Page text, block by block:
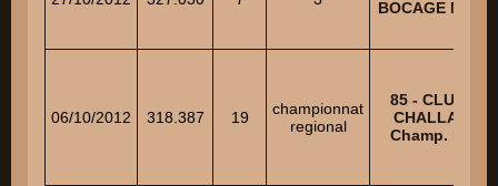
BOCAGE
06/10/2012 318.387 19
championnat
regional
85 - CLUB
Champ.